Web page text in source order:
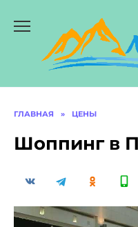
содержанию
ГЛАВНАЯ » ЦЕНЫ
Шоппинг в